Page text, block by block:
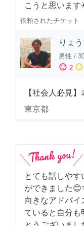
こうと思いま
依頼されたチケット
りょ
男性 /
sentiment_satisfied 2 sentiment_neutral
【社会人必見
東京都
とても話しやす
ができました
向きなアドバイ
ていると自分も